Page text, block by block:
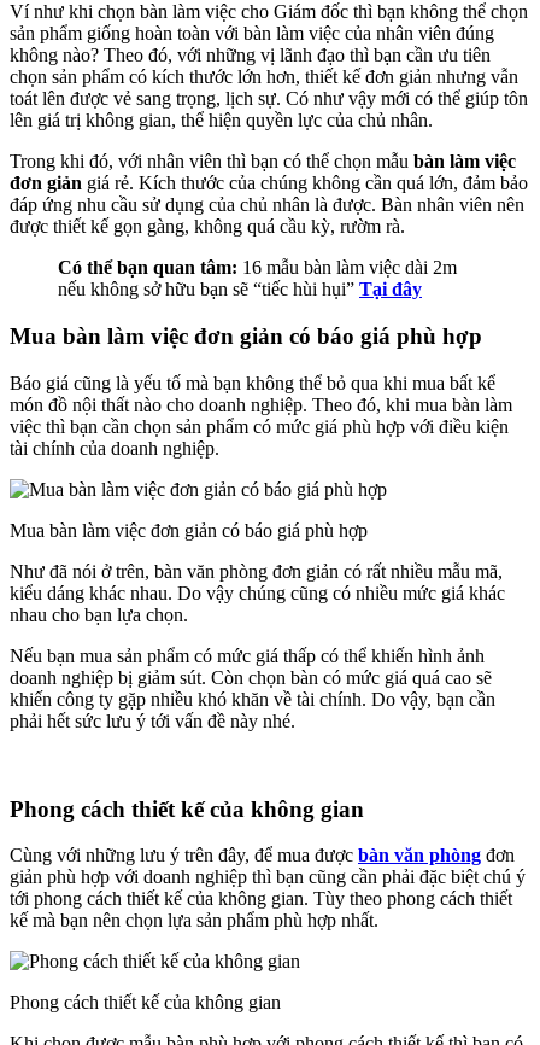
Ví như khi chọn bàn làm việc cho Giám đốc thì bạn không thể chọn
sản phẩm giống hoàn toàn với bàn làm việc của nhân viên đúng
không nào? Theo đó, với những vị lãnh đạo thì bạn cần ưu tiên
chọn sản phẩm có kích thước lớn hơn, thiết kế đơn giản nhưng vẫn
toát lên được vẻ sang trọng, lịch sự. Có như vậy mới có thể giúp tôn
lên giá trị không gian, thể hiện quyền lực của chủ nhân.
Trong khi đó, với nhân viên thì bạn có thể chọn mẫu bàn làm việc
đơn giản giá rẻ. Kích thước của chúng không cần quá lớn, đảm bảo
đáp ứng nhu cầu sử dụng của chủ nhân là được. Bàn nhân viên nên
được thiết kế gọn gàng, không quá cầu kỳ, rườm rà.
Có thể bạn quan tâm: 16 mẫu bàn làm việc dài 2m
nếu không sở hữu bạn sẽ “tiếc hùi hụi” Tại đây
Mua bàn làm việc đơn giản có báo giá phù hợp
Báo giá cũng là yếu tố mà bạn không thể bỏ qua khi mua bất kể
món đồ nội thất nào cho doanh nghiệp. Theo đó, khi mua bàn làm
việc thì bạn cần chọn sản phẩm có mức giá phù hợp với điều kiện
tài chính của doanh nghiệp.
Mua bàn làm việc đơn giản có báo giá phù hợp
Như đã nói ở trên, bàn văn phòng đơn giản có rất nhiều mẫu mã,
kiểu dáng khác nhau. Do vậy chúng cũng có nhiều mức giá khác
nhau cho bạn lựa chọn.
Nếu bạn mua sản phẩm có mức giá thấp có thể khiến hình ảnh
doanh nghiệp bị giảm sút. Còn chọn bàn có mức giá quá cao sẽ
khiến công ty gặp nhiều khó khăn về tài chính. Do vậy, bạn cần
phải hết sức lưu ý tới vấn đề này nhé.
Phong cách thiết kế của không gian
Cùng với những lưu ý trên đây, để mua được bàn văn phòng đơn
giản phù hợp với doanh nghiệp thì bạn cũng cần phải đặc biệt chú ý
tới phong cách thiết kế của không gian. Tùy theo phong cách thiết
kế mà bạn nên chọn lựa sản phẩm phù hợp nhất.
Phong cách thiết kế của không gian